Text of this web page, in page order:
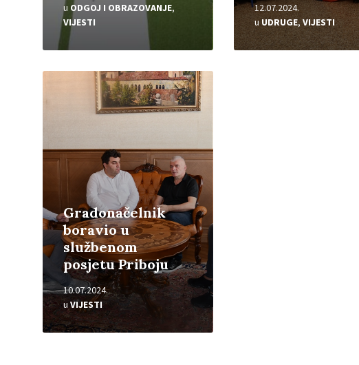
u ODGOJ I OBRAZOVANJE,
VIJESTI
12.07.2024.
u UDRUGE, VIJESTI
Gradonačelnik
boravio u
službenom
posjetu Priboju
10.07.2024.
u VIJESTI
Pročitajte